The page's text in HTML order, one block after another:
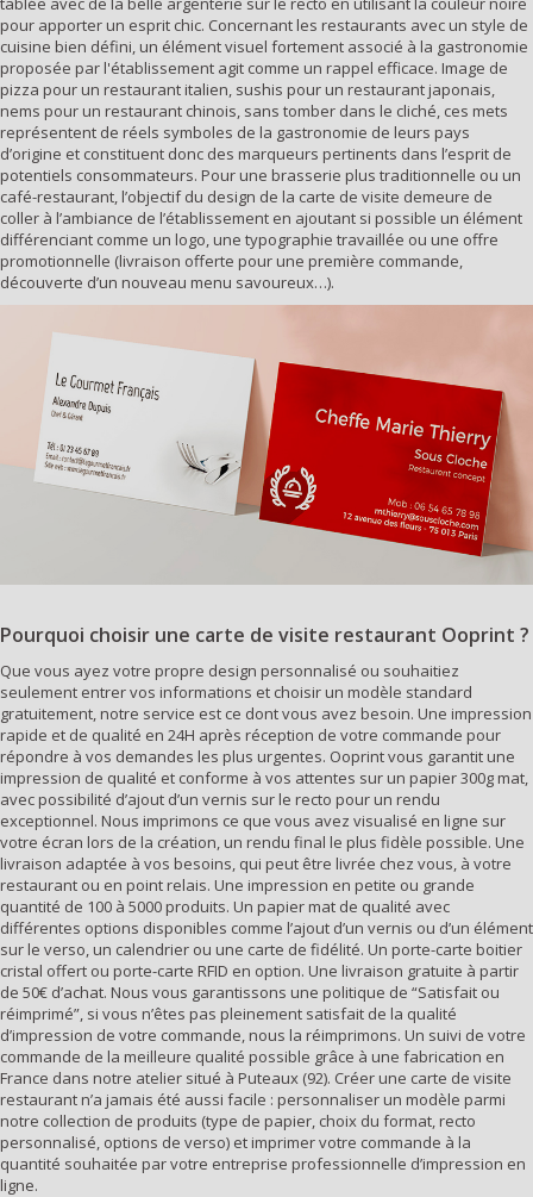
pour apporter un esprit chic. Concernant les restaurants avec un style de
cuisine bien défini, un élément visuel fortement associé à la gastronomie
proposée par l'établissement agit comme un rappel efficace. Image de
pizza pour un restaurant italien, sushis pour un restaurant japonais,
nems pour un restaurant chinois, sans tomber dans le cliché, ces mets
représentent de réels symboles de la gastronomie de leurs pays
d’origine et constituent donc des marqueurs pertinents dans l’esprit de
potentiels consommateurs. Pour une brasserie plus traditionnelle ou un
café-restaurant, l’objectif du design de la carte de visite demeure de
coller à l’ambiance de l’établissement en ajoutant si possible un élément
différenciant comme un logo, une typographie travaillée ou une offre
promotionnelle (livraison offerte pour une première commande,
découverte d’un nouveau menu savoureux…).
Pourquoi choisir une carte de visite restaurant Ooprint ?
Que vous ayez votre propre design personnalisé ou souhaitiez
seulement entrer vos informations et choisir un modèle standard
gratuitement, notre service est ce dont vous avez besoin. Une impression
rapide et de qualité en 24H après réception de votre commande pour
répondre à vos demandes les plus urgentes. Ooprint vous garantit une
impression de qualité et conforme à vos attentes sur un papier 300g mat,
avec possibilité d’ajout d’un vernis sur le recto pour un rendu
exceptionnel. Nous imprimons ce que vous avez visualisé en ligne sur
votre écran lors de la création, un rendu final le plus fidèle possible. Une
livraison adaptée à vos besoins, qui peut être livrée chez vous, à votre
restaurant ou en point relais. Une impression en petite ou grande
quantité de 100 à 5000 produits. Un papier mat de qualité avec
différentes options disponibles comme l’ajout d’un vernis ou d’un élément
sur le verso, un calendrier ou une carte de fidélité. Un porte-carte boitier
cristal offert ou porte-carte RFID en option. Une livraison gratuite à partir
de 50€ d’achat. Nous vous garantissons une politique de “Satisfait ou
réimprimé”, si vous n’êtes pas pleinement satisfait de la qualité
d’impression de votre commande, nous la réimprimons. Un suivi de votre
commande de la meilleure qualité possible grâce à une fabrication en
France dans notre atelier situé à Puteaux (92). Créer une carte de visite
restaurant n’a jamais été aussi facile : personnaliser un modèle parmi
notre collection de produits (type de papier, choix du format, recto
personnalisé, options de verso) et imprimer votre commande à la
quantité souhaitée par votre entreprise professionnelle d’impression en
ligne.